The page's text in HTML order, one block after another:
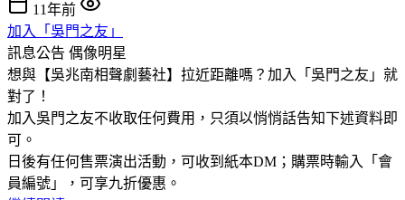
11年前
加入「吳門之友」
訊息公告 偶像明星
想與【吳兆南相聲劇藝社】拉近距離嗎？加入「吳門之友」就
對了！
加入吳門之友不收取任何費用，只須以悄悄話告知下述資料即
可。
日後有任何售票演出活動，可收到紙本DM；購票時輸入「會
員編號」，可享九折優惠。